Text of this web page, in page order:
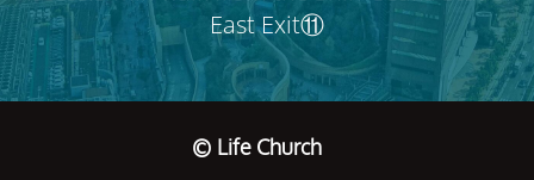
East Exit⑪
© Life Church